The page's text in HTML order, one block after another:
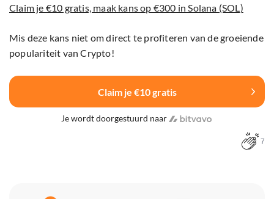
Claim je €10 gratis, maak kans op €300 in Solana (SOL)
Mis deze kans niet om direct te profiteren van de groeiende
populariteit van Crypto!
Claim je €10 gratis
Je wordt doorgestuurd naar
7